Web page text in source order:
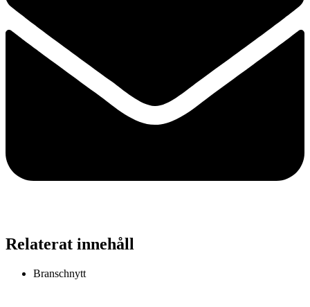
Relaterat innehåll
Branschnytt